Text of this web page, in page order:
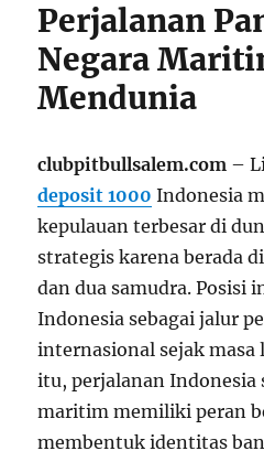
Perjalanan
Negara
Mendunia
clubpitbullsalem.com –
deposit 1000 Indonesia
kepulauan terbesar di
strategis karena berada
dan dua samudra. Posisi
Indonesia sebagai jalur
internasional sejak masa
itu, perjalanan Indonesia
maritim memiliki peran
membentuk identitas